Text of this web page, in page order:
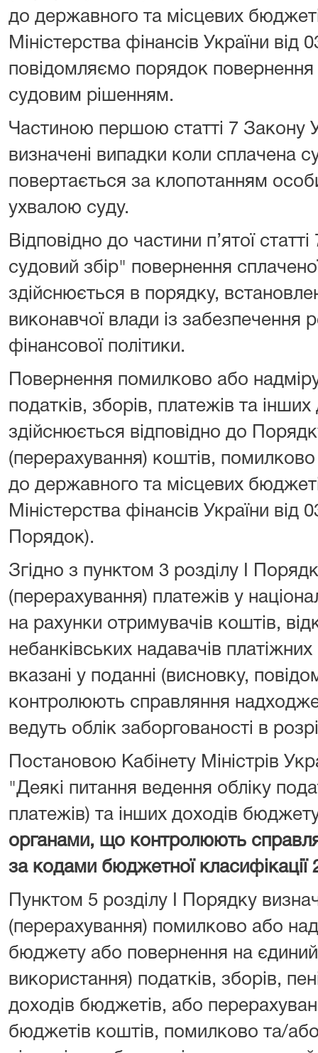
до державного та місцевих
Міністерства фінансів України
повідомляємо порядок повернення
судовим рішенням.
Частиною першою статті 7 Закону
визначені випадки коли сплачена
повертається за клопотанням
ухвалою суду.
Відповідно до частини п’ятої
судовий збір" повернення
здійснюється в порядку,
виконавчої влади із забезпечення
фінансової політики.
Повернення помилково або
податків, зборів, платежів та
здійснюється відповідно до
(перерахування) коштів,
до державного та місцевих
Міністерства фінансів України від
Порядок).
Згідно з пунктом 3 розділу I
(перерахування) платежів у
на рахунки отримувачів коштів,
небанківських надавачів
вказані у поданні (висновку,
контролюють справляння
ведуть облік заборгованості в
Постановою Кабінету Міністрів
"Деякі питання ведення обліку
платежів) та інших доходів
органами, що контролюють
за кодами бюджетної
Пунктом 5 розділу I Порядку
(перерахування) помилково або
бюджету або повернення на єдиний
використання) податків, зборів,
доходів бюджетів, або
бюджетів коштів, помилково та/